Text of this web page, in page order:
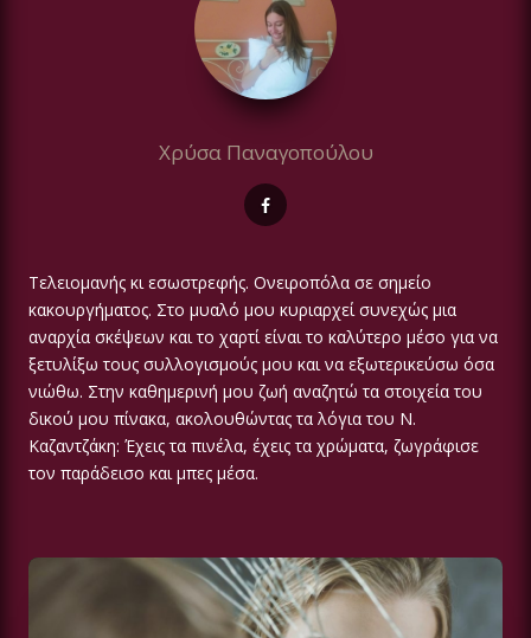
Χρύσα Παναγοπούλου
Τελειομανής κι εσωστρεφής. Ονειροπόλα σε σημείο
κακουργήματος. Στο μυαλό μου κυριαρχεί συνεχώς μια
αναρχία σκέψεων και το χαρτί είναι το καλύτερο μέσο για να
ξετυλίξω τους συλλογισμούς μου και να εξωτερικεύσω όσα
νιώθω. Στην καθημερινή μου ζωή αναζητώ τα στοιχεία του
δικού μου πίνακα, ακολουθώντας τα λόγια του Ν.
Καζαντζάκη: Έχεις τα πινέλα, έχεις τα χρώματα, ζωγράφισε
τον παράδεισο και μπες μέσα.